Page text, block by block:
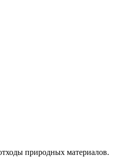
природных материалов.